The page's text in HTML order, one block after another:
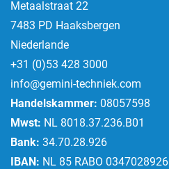
Metaalstraat 22
7483 PD Haaksbergen
Niederlande
+31 (0)53 428 3000
info@gemini-techniek.com
Handelskammer: 08057598
Mwst: NL 8018.37.236.B01
Bank: 34.70.28.926
IBAN: NL 85 RABO 0347028926